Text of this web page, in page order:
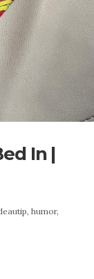
In |
humor,